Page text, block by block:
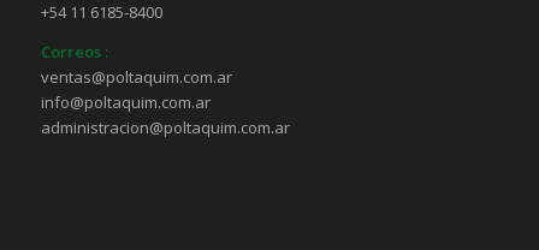
+54 11 6185-8400
Correos :
ventas@poltaquim.com.ar
info@poltaquim.com.ar
administracion@poltaquim.com.ar